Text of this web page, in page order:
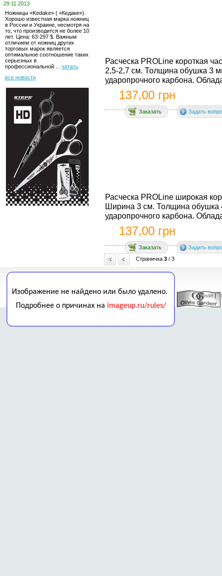
29.11.2013
Ножницы «Kedake» ( «Кедаке»).
Хорошо известная марка ножниц
в России и Украине, несмотря на
то, что производится не более 10
лет. Ценa: 63-297 $. Важным
отличием от ножниц других
торговых марок является
оптимальное соотношение таких
серьезных в
профессиональной ... читать
все новости
Расческа PROLine короткая
2,5-2,7 см. Толщина обушка 3
ударопрочного карбона.
137,00 грн
Заказать Задать
Расческа PROLine широкая
Ширина 3 см. Толщина обушка
ударопрочного карбона.
137,00 грн
Заказать
Задать
Страничка 3 / 3
Главная|